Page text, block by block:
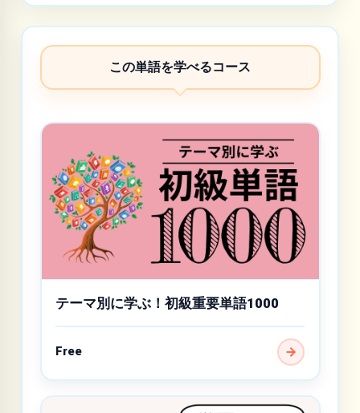
この単語を学べるコース
テーマ別に学ぶ！初級重要単語1000
Free